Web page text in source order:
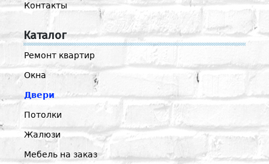
Контакты
Каталог
Ремонт квартир
Окна
Двери
Потолки
Жалюзи
Мебель на заказ